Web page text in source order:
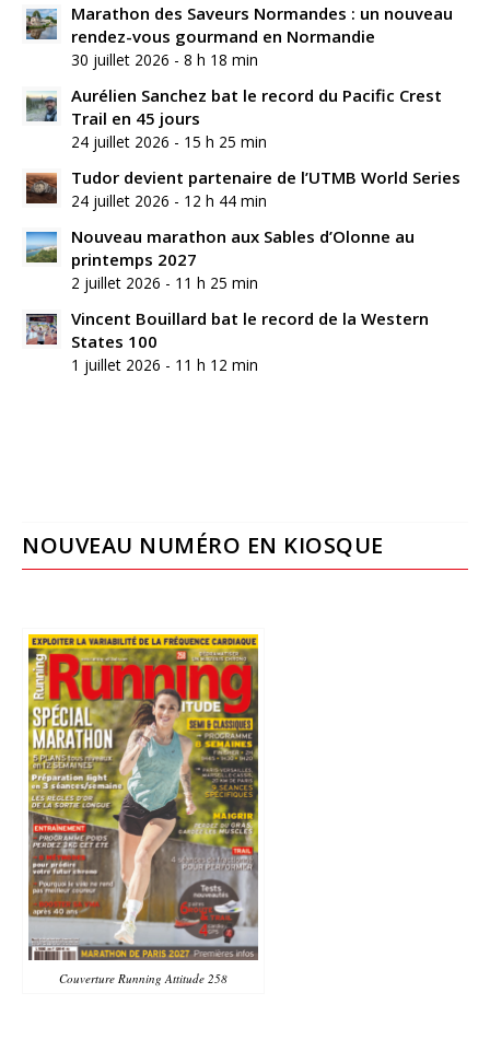
Marathon des Saveurs Normandes : un nouveau
rendez-vous gourmand en Normandie
30 juillet 2026 - 8 h 18 min
Aurélien Sanchez bat le record du Pacific Crest
Trail en 45 jours
24 juillet 2026 - 15 h 25 min
Tudor devient partenaire de l’UTMB World Series
24 juillet 2026 - 12 h 44 min
Nouveau marathon aux Sables d’Olonne au
printemps 2027
2 juillet 2026 - 11 h 25 min
Vincent Bouillard bat le record de la Western
States 100
1 juillet 2026 - 11 h 12 min
NOUVEAU NUMÉRO EN KIOSQUE
Couverture Running Attitude 258